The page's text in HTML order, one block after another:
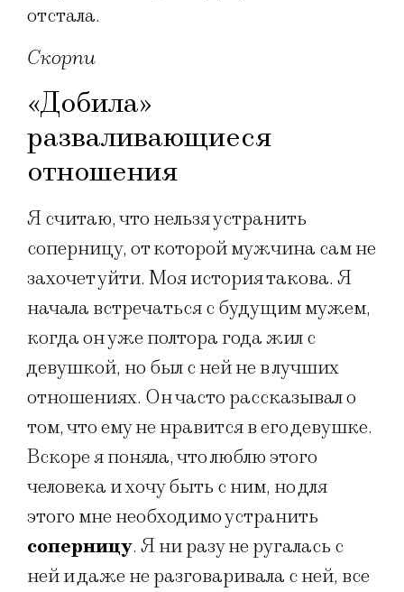
отстала.
Скорпи
«Добила»
разваливающиеся
отношения
Я считаю, что нельзя устранить
соперницу, от которой мужчина сам не
захочет уйти. Моя история такова. Я
начала встречаться с будущим мужем,
когда он уже полтора года жил с
девушкой, но был с ней не в лучших
отношениях. Он часто рассказывал о
том, что ему не нравится в его девушке.
Вскоре я поняла, что люблю этого
человека и хочу быть с ним, но для
этого мне необходимо устранить
соперницу. Я ни разу не ругалась с
ней и даже не разговаривала с ней, все